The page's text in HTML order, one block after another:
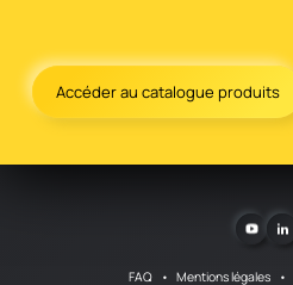
Accéder au catalogue produits
FAQ Mentions légales